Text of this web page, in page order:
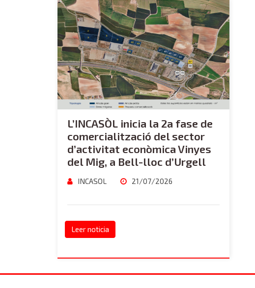
L’INCASÒL inicia la 2a fase de
comercialització del sector
d’activitat econòmica Vinyes
del Mig, a Bell-lloc d’Urgell
INCASOL 21/07/2026
Leer noticia